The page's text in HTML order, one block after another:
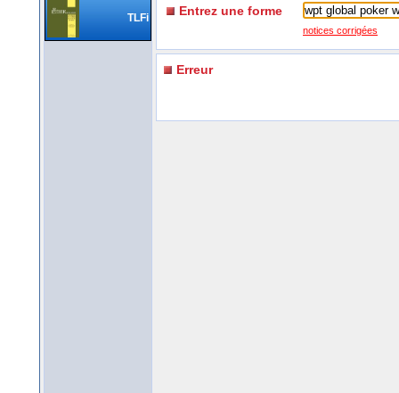
TLFi Entrez une forme
notices corrigées
Erreur